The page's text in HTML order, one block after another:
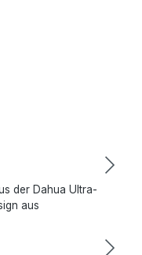
der Dahua Ultra-
aus